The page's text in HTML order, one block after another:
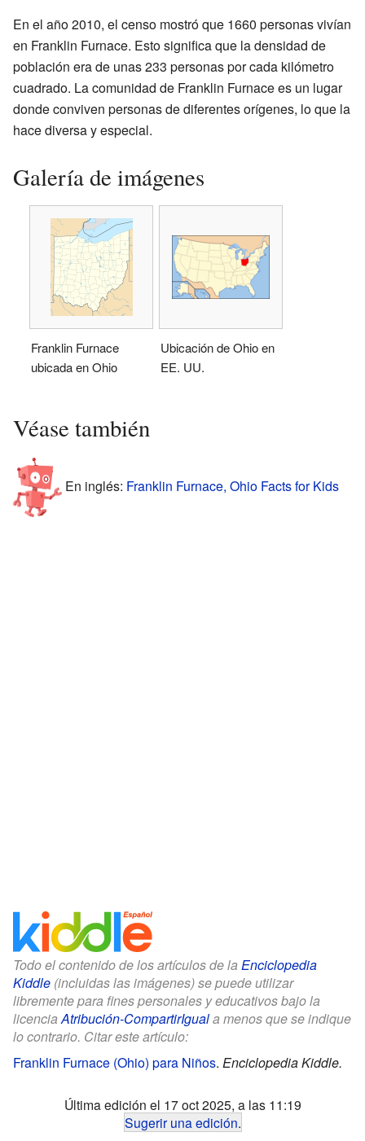
En el año 2010, el censo mostró que 1660 personas vivían
en Franklin Furnace. Esto significa que la densidad de
población era de unas 233 personas por cada kilómetro
cuadrado. La comunidad de Franklin Furnace es un lugar
donde conviven personas de diferentes orígenes, lo que la
hace diversa y especial.
Galería de imágenes
Franklin Furnace
ubicada en Ohio
Ubicación de Ohio en
EE. UU.
Véase también
En inglés: Franklin Furnace, Ohio Facts for Kids
Todo el contenido de los artículos de la Enciclopedia
Kiddle (incluidas las imágenes) se puede utilizar
libremente para fines personales y educativos bajo la
licenciaAtribución-CompartirIguala menos que se indique
lo contrario. Citar este artículo:
Franklin Furnace (Ohio) para Niños. Enciclopedia Kiddle.
Última edición el 17 oct 2025, a las 11:19
Sugerir una edición.